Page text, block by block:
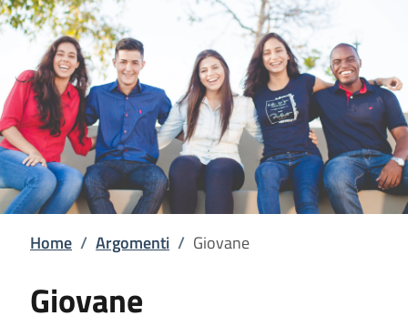
Home / Argomenti / Giovane
Giovane